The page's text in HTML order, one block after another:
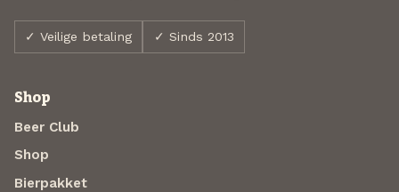
✓ Veilige betaling ✓ Sinds 2013
Shop
Beer Club
Shop
Bierpakket